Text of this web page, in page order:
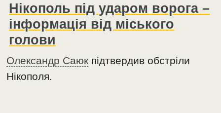
Нікополь під ударом ворога –
інформація від міського
голови
Олександр Саюк підтвердив обстріли
Нікополя.